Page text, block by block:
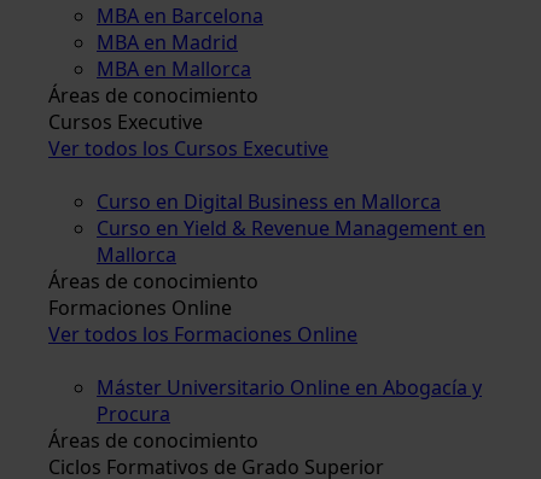
MBA en Barcelona
MBA en Madrid
MBA en Mallorca
Áreas de conocimiento
Cursos Executive
Ver todos los Cursos Executive
Curso en Digital Business en Mallorca
Curso en Yield & Revenue Management en
Mallorca
Áreas de conocimiento
Formaciones Online
Ver todos los Formaciones Online
Máster Universitario Online en Abogacía y
Procura
Áreas de conocimiento
Ciclos Formativos de Grado Superior